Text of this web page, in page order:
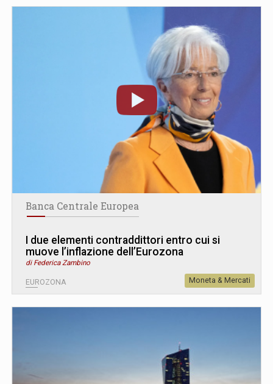
Banca Centrale Europea
I due elementi contraddittori entro cui si
muove l’inflazione dell’Eurozona
di Federica Zambino
EUROZONA Moneta & Mercati